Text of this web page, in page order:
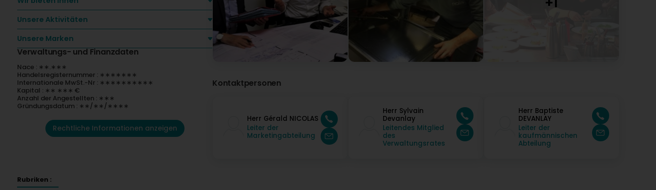
Unsere Aktivitäten
Unsere Marken
Verwaltungs- und Finanzdaten
Nace : ∗∗.∗∗∗
Handelsregisternummer : ∗∗∗∗∗∗∗
Internationale MwSt.-Nr : ∗∗∗∗∗∗∗∗∗∗
Kapital : ∗∗ ∗∗∗ €
Anzahl der Angestellten : ∗∗∗
Gründungsdatum : ∗∗/∗∗/∗∗∗∗
Rechtliche Informationen anzeigen
Kontaktpersonen
Herr Gérald NICOLAS
Leiter der
Marketingabteilung
Herr Sylvain
Devanlay
Leitendes Mitglied
des
Verwaltungsrates
Herr Baptiste
DEVANLAY
Leiter der
kaufmännischen
Abteilung
Rubriken :